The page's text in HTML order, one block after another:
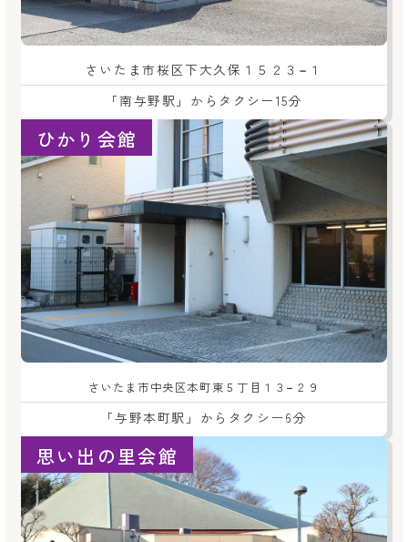
さいたま市桜区下大久保１５２３−１
「南与野駅」からタクシー15分
ひかり会館
さいたま市中央区本町東５丁目１３−２９
「与野本町駅」からタクシー6分
思い出の里会館